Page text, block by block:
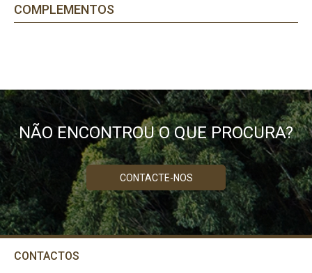
COMPLEMENTOS
NÃO ENCONTROU O QUE PROCURA?
CONTACTE-NOS
CONTACTOS